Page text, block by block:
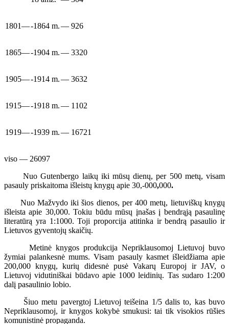
1801—-1864 m.— 926
1865—-1904 m.— 3320
1905—-1914 m.— 3632
1915—-1918 m.— 1102
1919—-1939 m.— 16721
viso — 26097
Nuo Gutenbergo laikų iki mūsų dienų, per 500 metų, visam
pasauly priskaitoma išleistų knygų apie 30,-000,000.
Nuo Mažvydo iki šios dienos, per 400 metų, lietuviškų knygų
išleista apie 30,000. Tokiu būdu mūsų įnašas į bendrąją pasaulinę
literatūrą yra 1:1000. Toji proporcija atitinka ir bendrą pasaulio ir
Lietuvos gyventojų skaičių.
Metinė knygos produkcija Nepriklausomoj Lietuvoj buvo
žymiai palankesnė mums. Visam pasauly kasmet išleidžiama apie
200,000 knygų, kurių didesnė pusė Vakarų Europoj ir JAV, o
Lietuvoj vidutiniškai būdavo apie 1000 leidinių. Tas sudaro 1:200
dalį pasaulinio lobio.
Šiuo metu pavergtoj Lietuvoj teišeina 1/5 dalis to, kas buvo
Nepriklausomoj, ir knygos kokybė smukusi: tai tik visokios rūšies
komunistinė propaganda.